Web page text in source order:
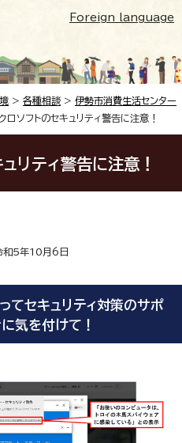
Foreign language
> 各種相談 > 伊勢市消費生活センター
ロソフトのセキュリティ警告に注意！
リティ警告に注意！
5年10月6日
てセキュリティ対策のサポ
気を付けて！